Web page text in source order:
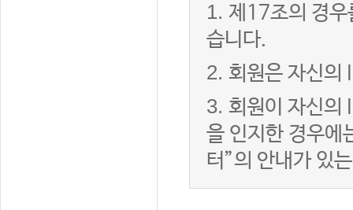
1. 제17조의 경우
습니다.
2. 회원은 자신의
3. 회원이 자신의
을 인지한 경우에
터”의 안내가 있